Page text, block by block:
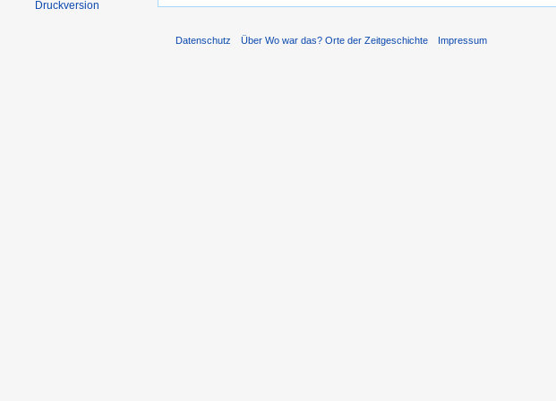
Druckversion
Datenschutz Über Wo war das? Orte der Zeitgeschichte Impressum